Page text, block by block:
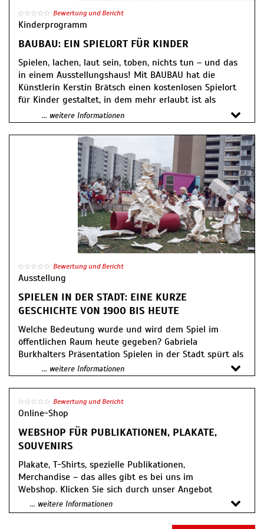
Bewertung und Bericht
Kinderprogramm
BAUBAU: EIN SPIELORT FÜR KINDER
Spielen, lachen, laut sein, toben, nichts tun – und das
in einem Ausstellungshaus! Mit BAUBAU hat die
Künstlerin Kerstin Brätsch einen kostenlosen Spielort
für Kinder gestaltet, in dem mehr erlaubt ist als
verboten. Bunte Wandtapeten, Strukturen, Objekte und
eine Reihe von „Loose Parts“ (losen Materialien)
formen im Erdgeschoss des Gropius Bau Räume, die
keine festen Vorgaben machen, sondern durch die
Aktivitäten der Kinder bestimmt werden. Sie geben die
Richtung und die Form vor für das, was hier passiert.
BAUBAU hat Anfang September 2024 als Pilotprojekt
gestartet und entwickelt sich kontinuierlich weiter.
Empfohlen ab 3 Jahren, offen für alle Kinder (mit einer
erwachsenen Begleitperson)
Öffnungszeiten:
Mo, Mi, Do, Fr: 12:00–18:00
Sa & So: 10:00–18:00
Di geschlossen
... weitere Informationen
Bewertung und Bericht
Ausstellung
SPIELEN IN DER STADT: EINE KURZE
GESCHICHTE VON 1900 BIS HEUTE
Welche Bedeutung wurde und wird dem Spiel im
öffentlichen Raum heute gegeben? Gabriela
Burkhalters Präsentation Spielen in der Stadt spürt als
Erweiterung von BAUBAU der Geschichte des
Spielplatzes seit seiner Entstehung um 1900 bis heute
nach.
Von Sandgrube bis Abenteuerspielplatz – die
Entwicklung von Spielorten in der Stadt ist vielseitig.
Sie ist geprägt von Architekt*innen, Gestalter*innen,
Hintergrund verschiedener sozialer, politischer und
ideologischer Überzeugungen immer wieder für frei
zugängliche Spielorte einsetzten und oftmals
Spielplätze als Experimentierfelder verstanden.
Ausgehend von Gabriela Burkhalters Forschungsprojekt
... weitere Informationen
Bewertung und Bericht
Online-Shop
WEBSHOP FÜR PUBLIKATIONEN, PLAKATE,
SOUVENIRS
Plakate, T-Shirts, spezielle Publikationen,
Merchandise – das alles gibt es bei uns im
Webshop. Klicken Sie sich durch unser Angebot
und greifen Sie zu!
... weitere Informationen